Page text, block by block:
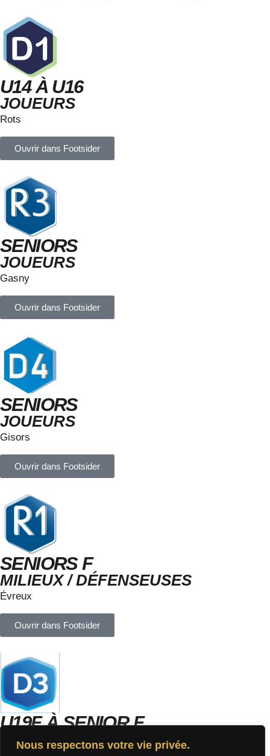
Nous respectons votre vie privée.
U14 À U16
JOUEURS
Rots
Ouvrir dans Footsider
SENIORS
JOUEURS
Gasny
Ouvrir dans Footsider
SENIORS
JOUEURS
Gisors
Ouvrir dans Footsider
SENIORS F
MILIEUX / DÉFENSEUSES
Évreux
Ouvrir dans Footsider
U19F À SENIOR F
GARDIENNE / DÉFENSEUSE